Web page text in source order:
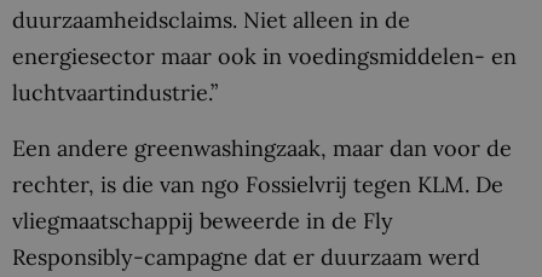
duurzaamheidsclaims. Niet alleen in de
energiesector maar ook in voedingsmiddelen- en
luchtvaartindustrie.”
Een andere greenwashingzaak, maar dan voor de
rechter, is die van ngo Fossielvrij tegen KLM. De
vliegmaatschappij beweerde in de Fly
Responsibly-campagne dat er duurzaam werd